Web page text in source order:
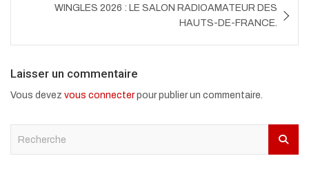
WINGLES 2026 : LE SALON RADIOAMATEUR DES
HAUTS-DE-FRANCE.
Laisser un commentaire
Vous devez vous connecterpour publier un commentaire.